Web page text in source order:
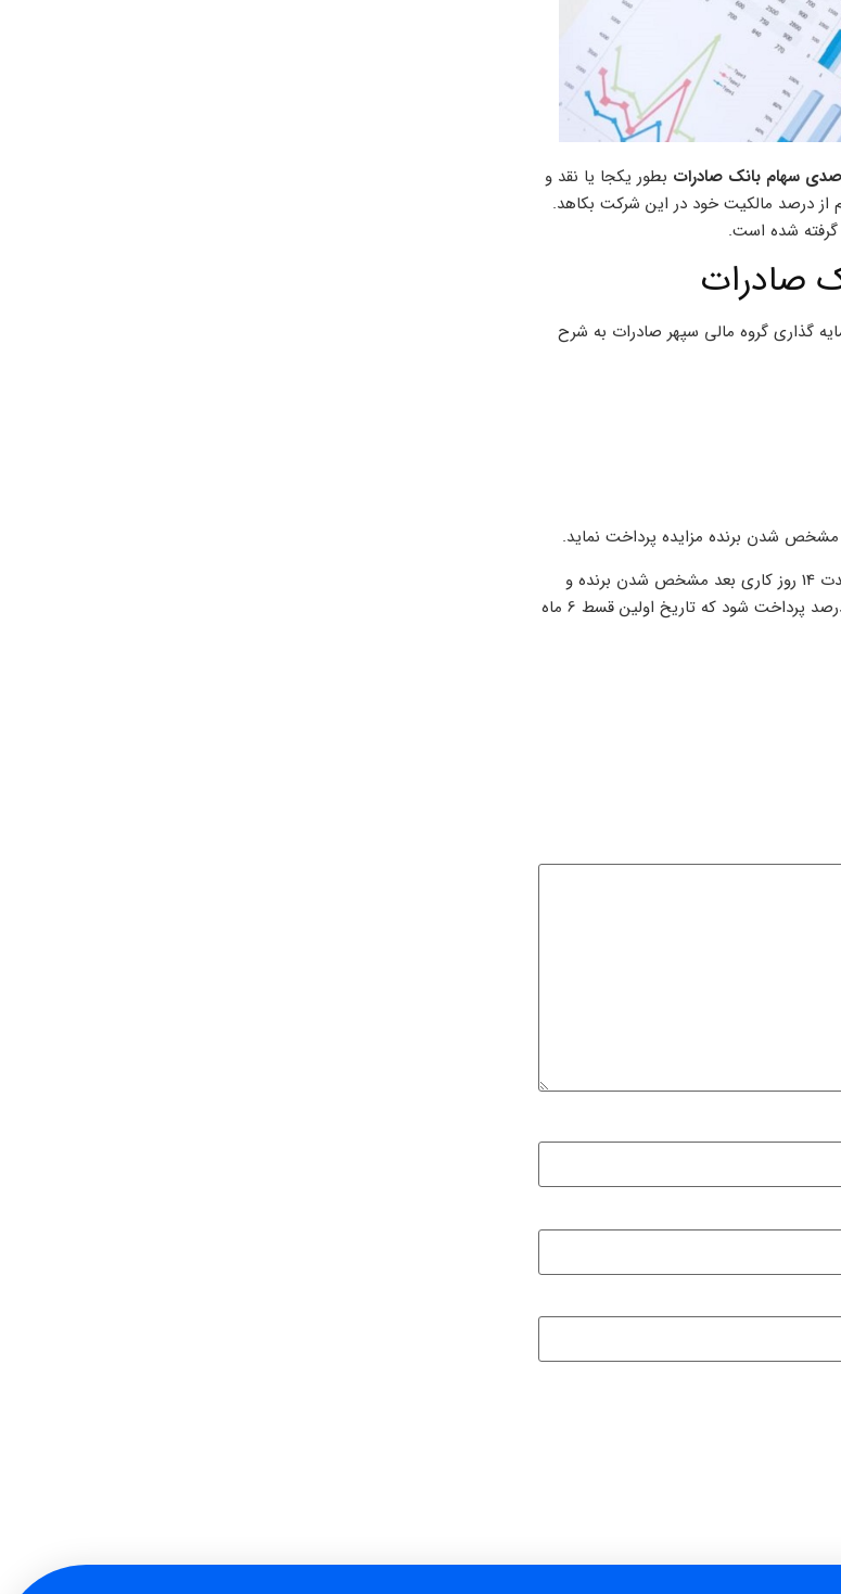
بطور یکجا یا نقد و
از درصد مالکیت خود در این شرکت بکاهد.
گرفته شده است.
توسط سرمایه گذاری گروه مالی سپهر صادرات به شرح
مشخص شدن برنده مزایده پرداخت نماید.
در صورت تقاضای خرید اقساطی باید 50 درصد ارزش کل معامله بصورت نقدی حداکثر ظرف مدت 14 روز کاری بعد مشخص شدن برنده و
الباقی 50 درصد ارزش معامله در قالب 6 قسط مساوی با فواصل شش ماهه و سود سالانه 18 درصد پرداخت شود که تاریخ اولین قسط 6 ماه